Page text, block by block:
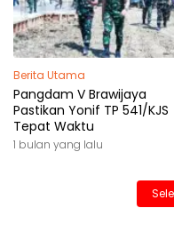
Berita Utama
Pangdam V Brawijaya
Pastikan Yonif TP 541/KJS
Tepat Waktu
1 bulan yang lalu